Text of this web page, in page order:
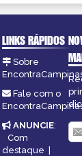
LINKS RÁPIDOS
Sobre
Fale com o
ANUNCIE:
Com
destaque |